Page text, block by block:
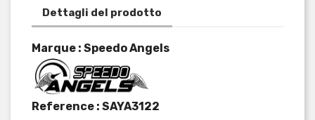
Dettagli del prodotto
Marque : Speedo Angels
Reference : SAYA3122